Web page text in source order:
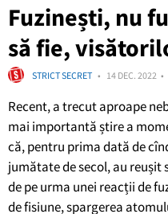
Fuzinești, nu
să fie,
STRICT SECRET 14 DEC. 2022
Recent, a trecut aproape
mai importantă știre a
că, pentru prima dată de
jumătate de secol, au
de pe urma unei reacții de
de fisiune, spargerea